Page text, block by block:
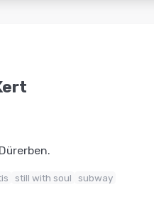
still with soul subway